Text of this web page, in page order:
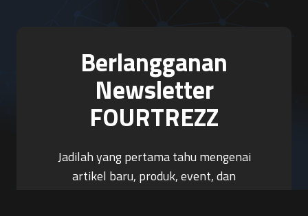
Berlangganan
Newsletter
FOURTREZZ
Jadilah yang pertama tahu mengenai
artikel baru, produk, event, dan